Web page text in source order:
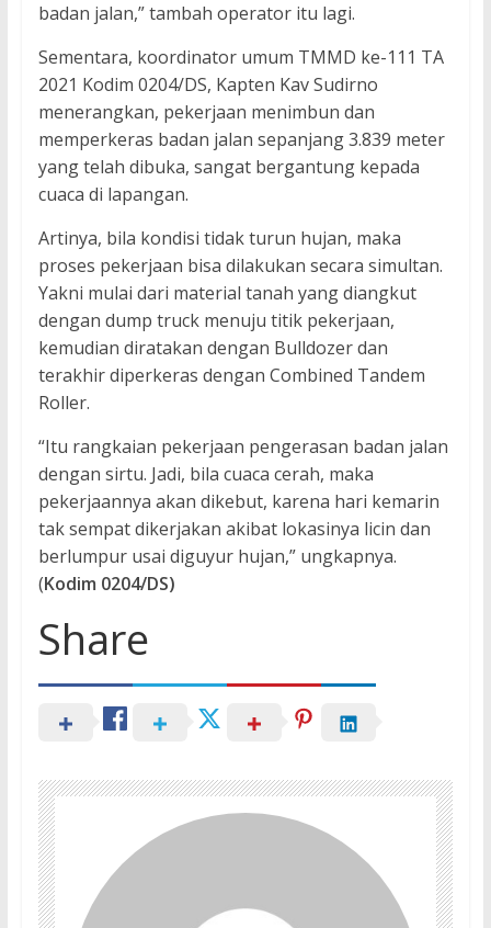
badan jalan,” tambah operator itu lagi.
Sementara, koordinator umum TMMD ke-111 TA
2021 Kodim 0204/DS, Kapten Kav Sudirno
menerangkan, pekerjaan menimbun dan
memperkeras badan jalan sepanjang 3.839 meter
yang telah dibuka, sangat bergantung kepada
cuaca di lapangan.
Artinya, bila kondisi tidak turun hujan, maka
proses pekerjaan bisa dilakukan secara simultan.
Yakni mulai dari material tanah yang diangkut
dengan dump truck menuju titik pekerjaan,
kemudian diratakan dengan Bulldozer dan
terakhir diperkeras dengan Combined Tandem
Roller.
“Itu rangkaian pekerjaan pengerasan badan jalan
dengan sirtu. Jadi, bila cuaca cerah, maka
pekerjaannya akan dikebut, karena hari kemarin
tak sempat dikerjakan akibat lokasinya licin dan
berlumpur usai diguyur hujan,” ungkapnya.
(Kodim 0204/DS)
Share